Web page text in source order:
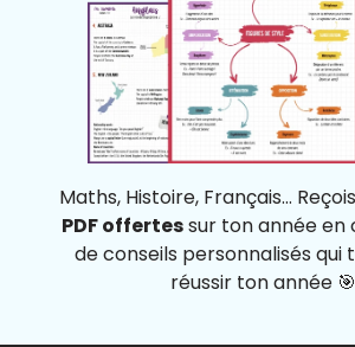
Maths, Histoire, Français...
PDF offertessur ton année en
de conseils personnalisés qui
réussir ton année